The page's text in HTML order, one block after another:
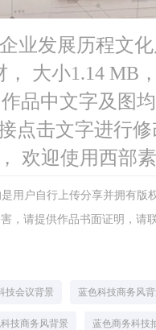
业发展历程文
大小1.14 MB
品中文字及图
点击文字进行
欢迎使用西部
用户自行上传分享并拥有
，请提供作品书面证明，请
技会议背景 蓝色科技商务风
技商务风背景 蓝色商务科技